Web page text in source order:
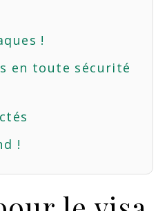
!
en toute sécurité
!